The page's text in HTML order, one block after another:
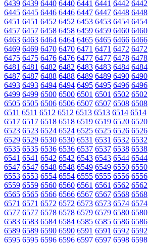
6439 6439 6440 6440 6441 6441 6442 6442
6445 6445 6446 6446 6447 6447 6448 6448
6451 6451 6452 6452 6453 6453 6454 6454
6457 6457 6458 6458 6459 6459 6460 6460
6463 6463 6464 6464 6465 6465 6466 6466
6469 6469 6470 6470 6471 6471 6472 6472
6475 6475 6476 6476 6477 6477 6478 6478
6481 6481 6482 6482 6483 6483 6484 6484
6487 6487 6488 6488 6489 6489 6490 6490
6493 6493 6494 6494 6495 6495 6496 6496
6499 6499 6500 6500 6501 6501 6502 6502
6505 6505 6506 6506 6507 6507 6508 6508
6511 6511 6512 6512 6513 6513 6514 6514
6517 6517 6518 6518 6519 6519 6520 6520
6523 6523 6524 6524 6525 6525 6526 6526
6529 6529 6530 6530 6531 6531 6532 6532
6535 6535 6536 6536 6537 6537 6538 6538
6541 6541 6542 6542 6543 6543 6544 6544
6547 6547 6548 6548 6549 6549 6550 6550
6553 6553 6554 6554 6555 6555 6556 6556
6559 6559 6560 6560 6561 6561 6562 6562
6565 6565 6566 6566 6567 6567 6568 6568
6571 6571 6572 6572 6573 6573 6574 6574
6577 6577 6578 6578 6579 6579 6580 6580
6583 6583 6584 6584 6585 6585 6586 6586
6589 6589 6590 6590 6591 6591 6592 6592
6595 6595 6596 6596 6597 6597 6598 6598